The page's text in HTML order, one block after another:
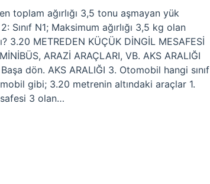
toplam ağırlığı 3,5 tonu aşmayan yük
Sınıf N1; Maksimum ağırlığı 3,5 kg olan
3.20 METREDEN KÜÇÜK DİNGİL MESAFESİ
ARAZİ ARAÇLARI, VB. AKS ARALIĞI
dön. AKS ARALIĞI 3. Otomobil hangi sınıf
gibi; 3.20 metrenin altındaki araçlar 1.
3 olan…